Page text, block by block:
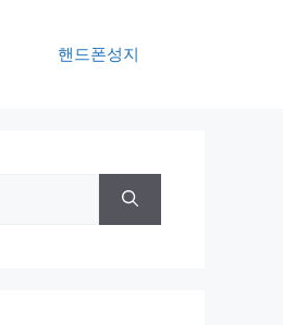
핸드폰성지